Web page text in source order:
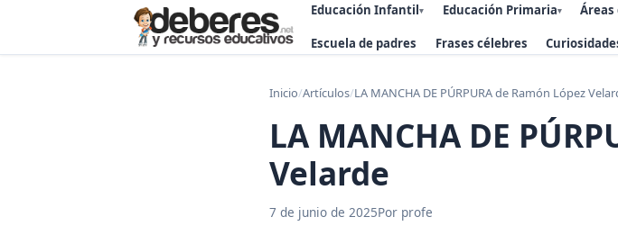
Educación Infantil▾ Educación Primaria▾
Escuela de padres Frases célebres
Inicio/Artículos/LA MANCHA DE PÚRPURA de Ramón López
LA MANCHA DE
Velarde
7 de junio de 2025Por profe